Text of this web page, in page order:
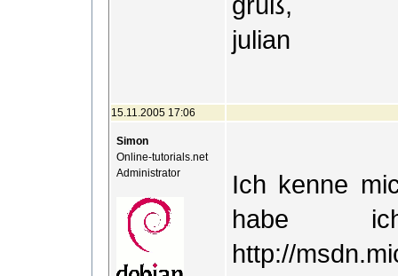
julian
15.11.2005 17:06
Simon
Online-tutorials.net
Administrator
Ich kenne
habe
http://